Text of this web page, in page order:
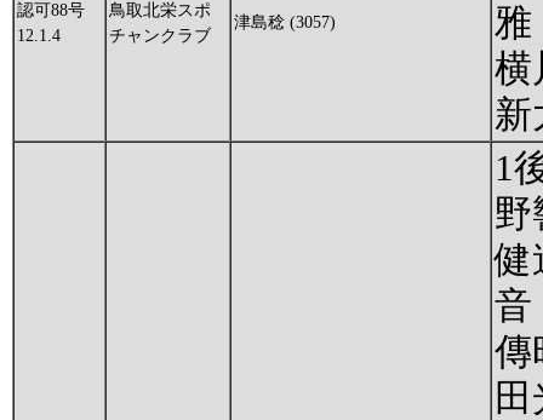
認可88号
12.1.4
鳥取北栄スポ
チャンクラブ
津島稔 (3057)
雅
横
新
1
野
健
音
傳